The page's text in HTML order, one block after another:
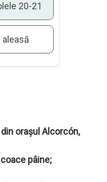
20-21
aleasă
orașul Alcorcón,
pâine;